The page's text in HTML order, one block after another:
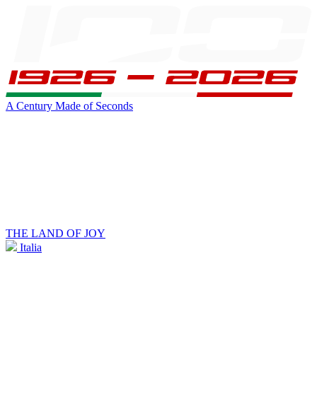
A Century Made of Seconds
THE LAND OF JOY
Italia